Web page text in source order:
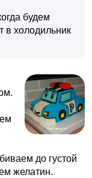
будем
в холодильник
до густой
желатин.